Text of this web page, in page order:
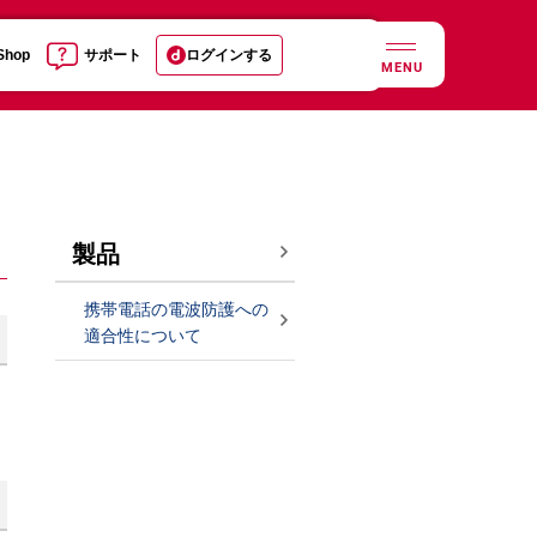
サポート ログインする
MENU
製品
携帯電話の電波防護への
適合性について